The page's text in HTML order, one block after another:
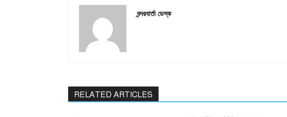
বন্দরবার্তা ডেস্ক
RELATED ARTICLES